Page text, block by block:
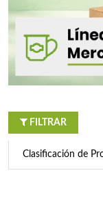
Diábolo Yoyo
FILTRAR